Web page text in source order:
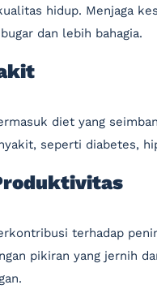
hidup. Menjaga
dan lebih bahagia.
diet yang
seperti diabetes,
terhadap
pikiran yang jernih